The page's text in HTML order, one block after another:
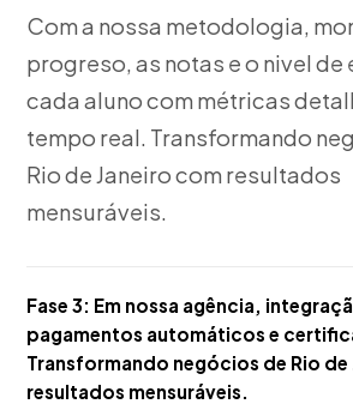
Com a nossa metodologia,
progreso, as notas e o nivel de
cada aluno com métricas
tempo real. Transformando
Rio de Janeiro com resultados
mensuráveis.
Fase 3: Em nossa agência,
pagamentos automáticos e
Transformando negócios de Rio de
resultados mensuráveis.